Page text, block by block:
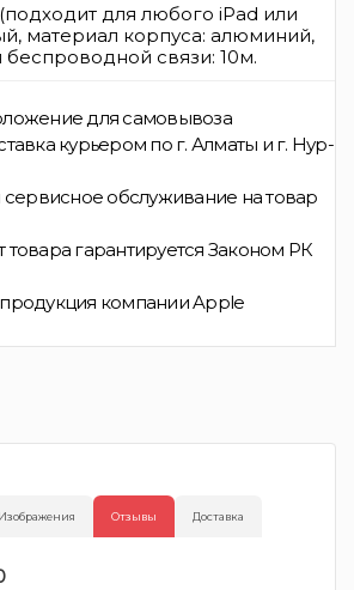
для любого iPad или
материал корпуса: алюминий,
беспроводной связи: 10м.
для самовывоза
курьером по г. Алматы и г. Нур-
сервисное обслуживание на товар
гарантируется Законом РК
компании Apple
Изображения Отзывы Доставка